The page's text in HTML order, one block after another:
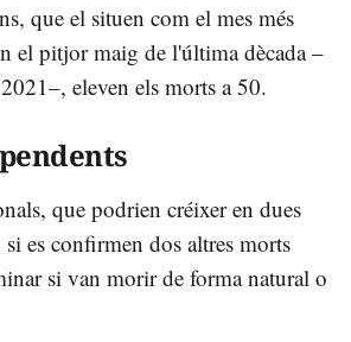
que el situen com el mes més
el pitjor maig de l'última dècada –
eleven els morts a 50.
que podrien créixer en dues
es confirmen dos altres morts
si van morir de forma natural o